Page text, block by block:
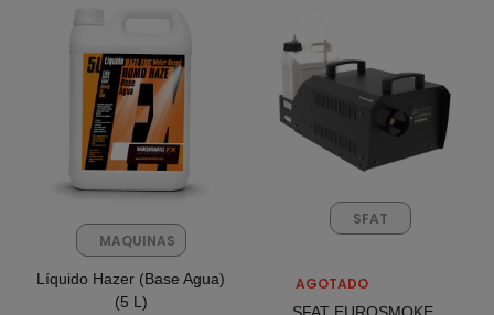
MAQUINAS
FX
Líquido Hazer (Base Agua)
(5 L)
SFAT
AGOTADO
SFAT EUROSMOKE